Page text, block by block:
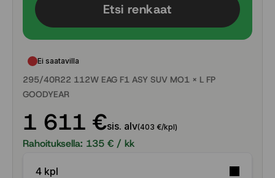
Etsi renkaat
Ei saatavilla
295/40R22 112W EAG F1 ASY SUV MO1 X L FP
GOODYEAR
1 611 €sis. alv(403 €/kpl)
Rahoituksella: 135 € / kk
4 kpl